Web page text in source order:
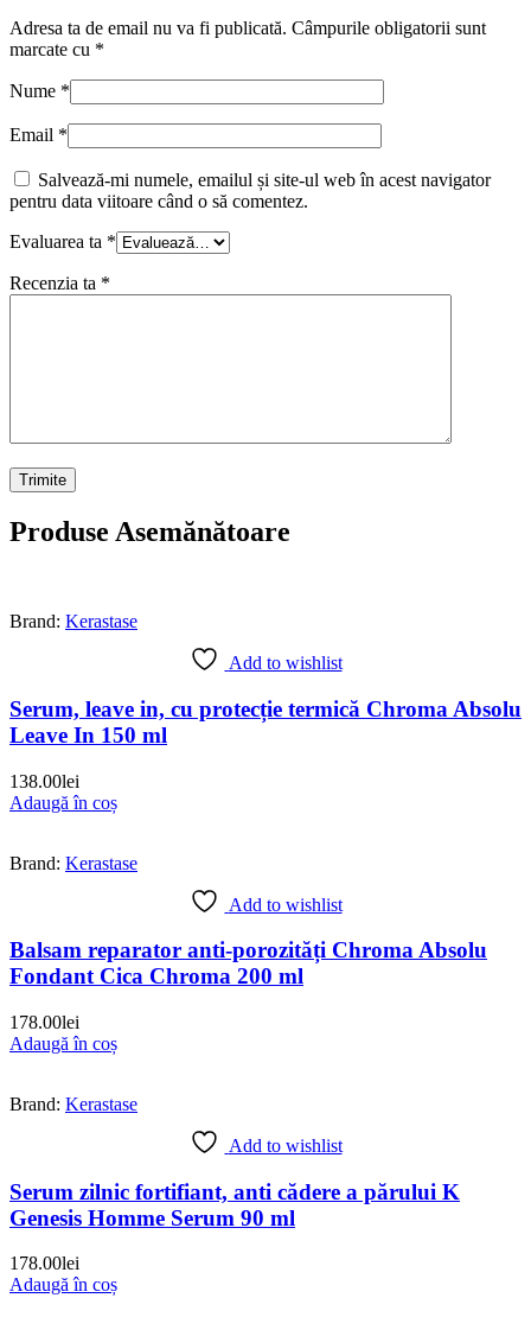
Adresa ta de email nu va fi publicată. Câmpurile obligatorii sunt
marcate cu *
Nume *
Email *
Salvează-mi numele, emailul și site-ul web în acest navigator
pentru data viitoare când o să comentez.
Evaluarea ta *
Recenzia ta *
Produse Asemănătoare
Brand: Kerastase
Add to wishlist
Serum, leave in, cu protecție termică Chroma Absolu
Leave In 150 ml
138.00lei
Adaugă în coș
Brand: Kerastase
Add to wishlist
Balsam reparator anti-porozități Chroma Absolu
Fondant Cica Chroma 200 ml
178.00lei
Adaugă în coș
Brand: Kerastase
Add to wishlist
Serum zilnic fortifiant, anti cădere a părului K
Genesis Homme Serum 90 ml
178.00lei
Adaugă în coș